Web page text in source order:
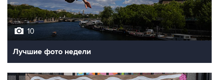
10
Лучшие фото недели